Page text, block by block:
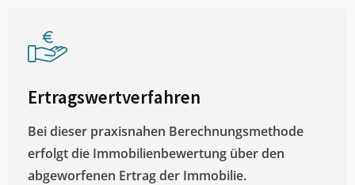
Ertragswertverfahren
Bei dieser praxisnahen Berechnungsmethode
erfolgt die Immobilienbewertung über den
abgeworfenen Ertrag der Immobilie.